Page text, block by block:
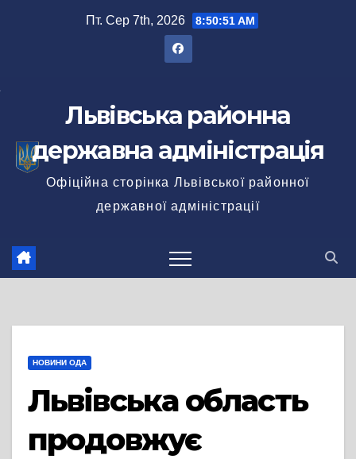
Пт. Сер 7th, 2026 8:50:51 AM
Львівська районна
державна адміністрація
Офіційна сторінка Львівської районної
державної адміністрації
НОВИНИ ОДА
Львівська область
продовжує